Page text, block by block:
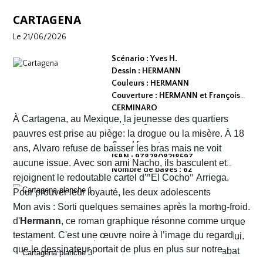
CARTAGENA
Le 21/06/2026
Scénario : Yves H.
Dessin : HERMANN
Couleurs : HERMANN
Couverture : HERMANN et François
CERMINARO
Dépot légal : avril 2026
Editeur :
Grand format
ISBN : 9782808218597
Nombre de pages : 62
À Cartagena, au Mexique, la jeunesse des quartiers
pauvres est prise au piège: la drogue ou la misère. À 18
ans, Alvaro refuse de baisser les bras mais ne voit
aucune issue. Avec son ami Nacho, ils basculent et
rejoignent le redoutable cartel d’"El Cocho" Arriega.
Pour prouver leur loyauté, les deux adolescents
reçoivent l'ordre d'exécuter des prisonniers de sang-froid.
Alvaro hésite, tremble mais en proie à une peur panique
finit par obéir. Cela provoque aussitôt un déclic chez lui.
Dans un sursaut de survie, il retourne son arme et abat
Mon avis : Sorti quelques semaines après la mort
d'Hermann, ce roman graphique résonne comme un
testament. C'est une œuvre noire à l’image du regard
que le dessinateur portait de plus en plus sur notre